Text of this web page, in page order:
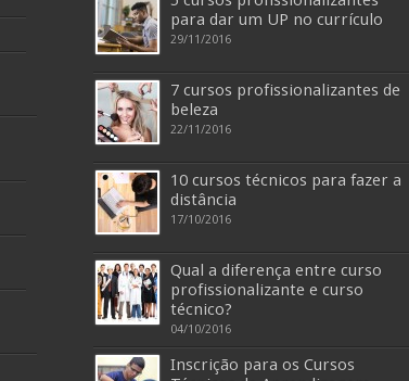
para dar um UP no currículo
29/11/2016
7 cursos profissionalizantes de
beleza
22/11/2016
10 cursos técnicos para fazer a
distância
17/10/2016
Qual a diferença entre curso
profissionalizante e curso
técnico?
04/10/2016
Inscrição para os Cursos